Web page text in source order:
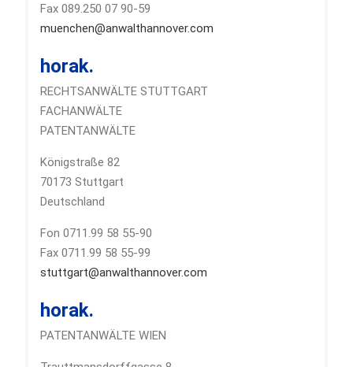
Fax 089.250 07 90-59
muenchen@anwalthannover.com
horak.
RECHTSANWÄLTE STUTTGART
FACHANWÄLTE
PATENTANWÄLTE
Königstraße 82
70173 Stuttgart
Deutschland
Fon 0711.99 58 55-90
Fax 0711.99 58 55-99
stuttgart@anwalthannover.com
horak.
PATENTANWÄLTE WIEN